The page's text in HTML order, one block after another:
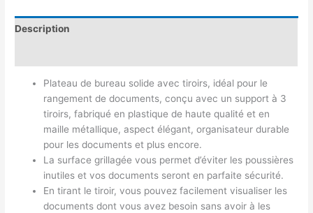
Description
Plateau de bureau solide avec tiroirs, idéal pour le
rangement de documents, conçu avec un support à 3
tiroirs, fabriqué en plastique de haute qualité et en
maille métallique, aspect élégant, organisateur durable
pour les documents et plus encore.
La surface grillagée vous permet d’éviter les poussières
inutiles et vos documents seront en parfaite sécurité.
En tirant le tiroir, vous pouvez facilement visualiser les
documents dont vous avez besoin sans avoir à les